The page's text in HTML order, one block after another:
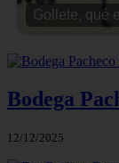
Gollete, qué
Bodega
12/12/2025